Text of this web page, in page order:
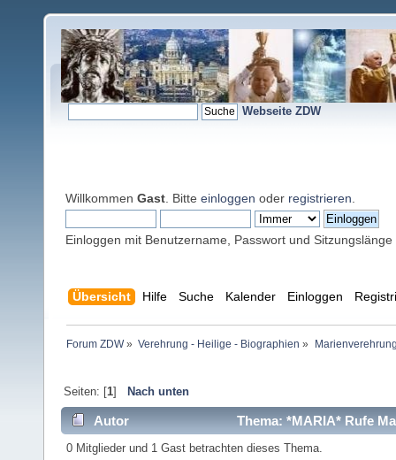
Webseite ZDW
Willkommen Gast . Bitte einloggen oder registrieren
Einloggen mit Benutzername, Passwort und Sitzungslänge
Übersicht Hilfe Suche Kalender Einloggen
Forum ZDW» Verehrung - Heilige - Biographien »
Seiten: [1] Nach unten
Autor Thema: *MARIA* Rufe
0 Mitglieder und 1 Gast betrachten dieses Thema.